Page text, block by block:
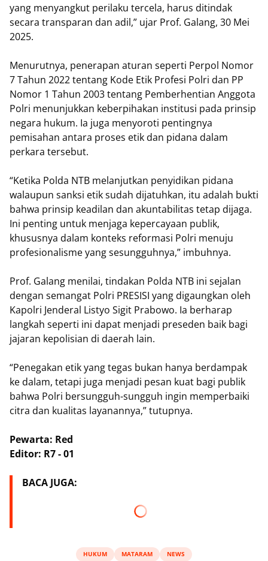
yang menyangkut perilaku tercela, harus ditindak
secara transparan dan adil,” ujar Prof. Galang, 30 Mei
2025.
Menurutnya, penerapan aturan seperti Perpol Nomor
7 Tahun 2022 tentang Kode Etik Profesi Polri dan PP
Nomor 1 Tahun 2003 tentang Pemberhentian Anggota
Polri menunjukkan keberpihakan institusi pada prinsip
negara hukum. Ia juga menyoroti pentingnya
pemisahan antara proses etik dan pidana dalam
perkara tersebut.
“Ketika Polda NTB melanjutkan penyidikan pidana
walaupun sanksi etik sudah dijatuhkan, itu adalah bukti
bahwa prinsip keadilan dan akuntabilitas tetap dijaga.
Ini penting untuk menjaga kepercayaan publik,
khususnya dalam konteks reformasi Polri menuju
profesionalisme yang sesungguhnya,” imbuhnya.
Prof. Galang menilai, tindakan Polda NTB ini sejalan
dengan semangat Polri PRESISI yang digaungkan oleh
Kapolri Jenderal Listyo Sigit Prabowo. Ia berharap
langkah seperti ini dapat menjadi preseden baik bagi
jajaran kepolisian di daerah lain.
“Penegakan etik yang tegas bukan hanya berdampak
ke dalam, tetapi juga menjadi pesan kuat bagi publik
bahwa Polri bersungguh-sungguh ingin memperbaiki
citra dan kualitas layanannya,” tutupnya.
Pewarta: Red
Editor: R7 - 01
BACA JUGA:
HUKUM MATARAM NEWS